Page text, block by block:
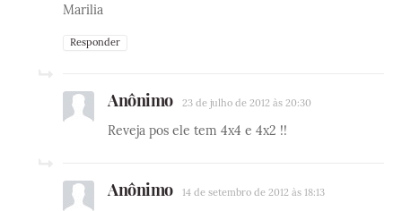
Marilia
Responder
Anônimo 23 de julho de 2012 às 20:30
Reveja pos ele tem 4x4 e 4x2 !!
Anônimo 14 de setembro de 2012 às 18:13